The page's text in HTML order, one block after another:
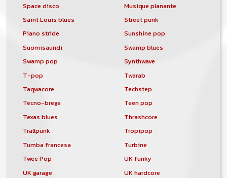
Space disco
Musique planante
Saint Louis blues
Street punk
Piano stride
Sunshine pop
Suomisaundi
Swamp blues
Swamp pop
Synthwave
T-pop
Twarab
Taqwacore
Techstep
Tecno-brega
Teen pop
Texas blues
Thrashcore
Trallpunk
Tropipop
Tumba francesa
Turbine
Twee Pop
UK funky
UK garage
UK hardcore